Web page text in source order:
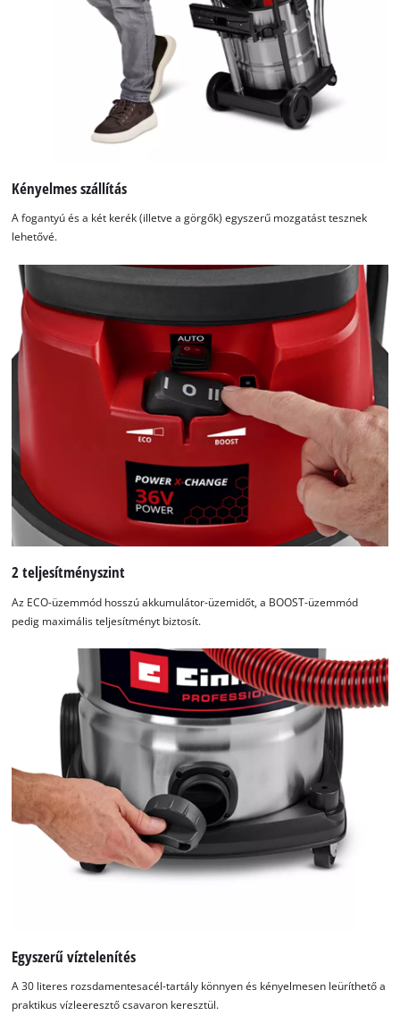
Kényelmes szállítás
A fogantyú és a két kerék (illetve a görgők) egyszerű mozgatást tesznek
lehetővé.
2 teljesítményszint
Az ECO-üzemmód hosszú akkumulátor-üzemidőt, a BOOST-üzemmód
pedig maximális teljesítményt biztosít.
Egyszerű víztelenítés
A 30 literes rozsdamentesacél-tartály könnyen és kényelmesen leüríthető a
praktikus vízleeresztő csavaron keresztül.